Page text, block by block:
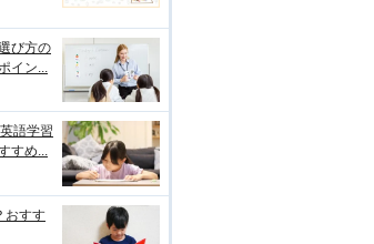
び方の
イン...
語学習
すめ...
おすす